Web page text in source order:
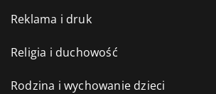
Reklama i druk
Religia i duchowość
Rodzina i wychowanie dzieci